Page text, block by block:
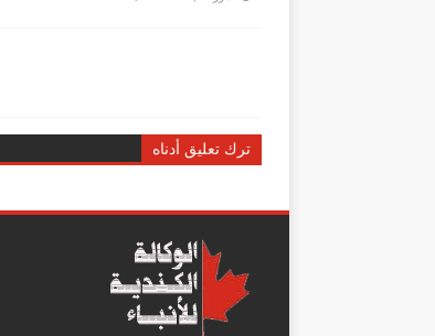
ترك تعليق أدناه